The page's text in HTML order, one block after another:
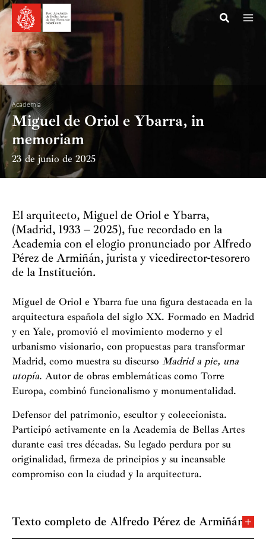
Ir
al
contenido
Academia
Miguel de Oriol e Ybarra, in
memoriam
23 de junio de 2025
El arquitecto, Miguel de Oriol e Ybarra,
(Madrid, 1933 – 2025), fue recordado en la
Academia con el elogio pronunciado por Alfredo
Pérez de Armiñán, jurista y vicedirector-tesorero
de la Institución.
Miguel de Oriol e Ybarra fue una figura destacada en la
arquitectura española del siglo XX. Formado en Madrid
y en Yale, promovió el movimiento moderno y el
urbanismo visionario, con propuestas para transformar
Madrid, como muestra su discurso Madrid a pie, una
utopía. Autor de obras emblemáticas como Torre
Europa, combinó funcionalismo y monumentalidad.
Defensor del patrimonio, escultor y coleccionista.
Participó activamente en la Academia de Bellas Artes
durante casi tres décadas. Su legado perdura por su
originalidad, firmeza de principios y su incansable
compromiso con la ciudad y la arquitectura.
Texto completo de Alfredo Pérez de Armiñán